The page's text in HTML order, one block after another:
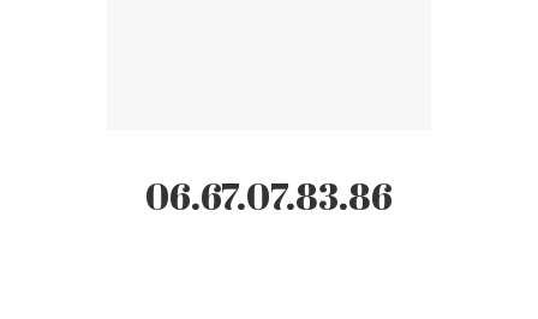
06.67.07.83.86